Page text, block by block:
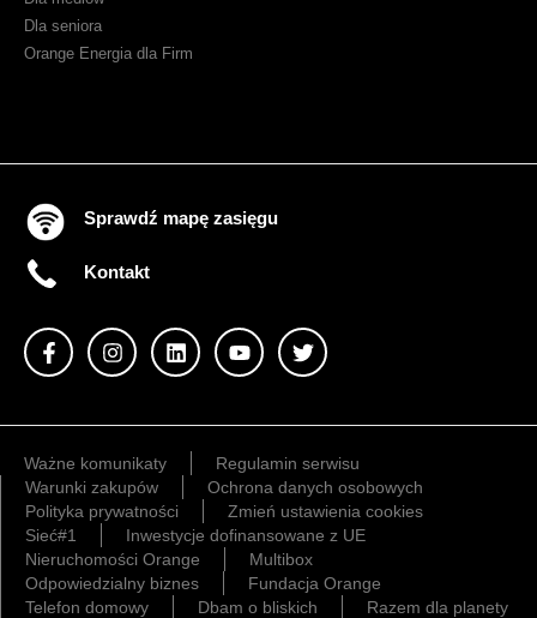
Dla seniora
Orange Energia dla Firm
Sprawdź mapę zasięgu
Kontakt
Ważne komunikaty
Regulamin serwisu
Warunki zakupów
Ochrona danych osobowych
Polityka prywatności
Zmień ustawienia cookies
Sieć#1
Inwestycje dofinansowane z UE
Nieruchomości Orange
Multibox
Odpowiedzialny biznes
Fundacja Orange
Telefon domowy
Dbam o bliskich Razem dla planety